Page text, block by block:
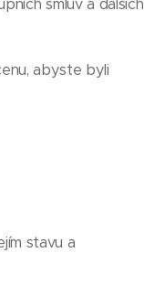
smluv a dalších
abyste byli
stavu a